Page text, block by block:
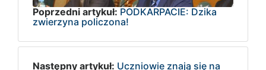
Poprzedni artykuł: PODKARPACIE: Dzika
zwierzyna policzona!
Następny artykuł: Uczniowie znają się na